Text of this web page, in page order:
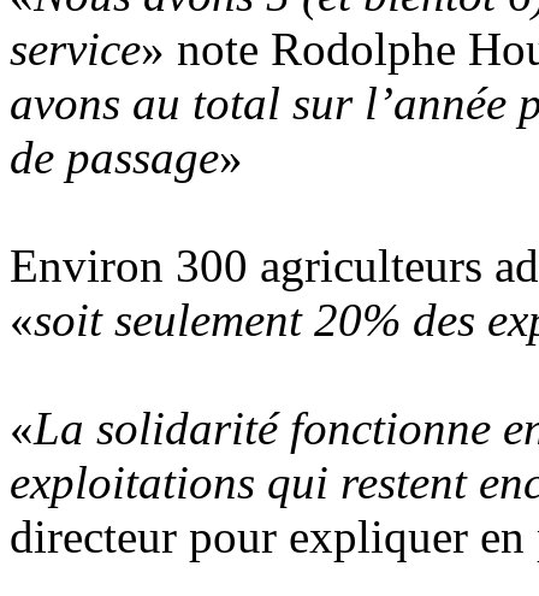
service» note Rodolphe
avons au total sur l’année
de passage»
Environ 300 agriculteurs
«soit seulement 20% des
«La solidarité fonctionne
exploitations qui restent
directeur pour expliquer